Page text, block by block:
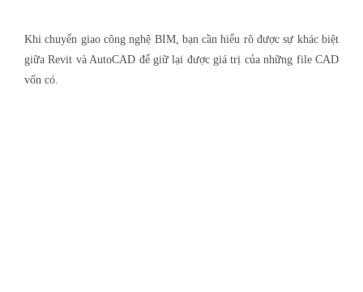
Khi chuyển giao công nghệ BIM, bạn cần hiểu rõ được sự khác biệt
giữa Revit và AutoCAD để giữ lại được giá trị của những file CAD
vốn có.